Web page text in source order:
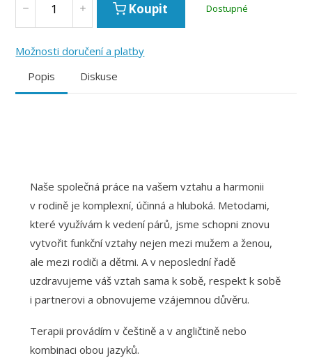
Koupit Dostupné
Možnosti doručení a platby
Popis
Diskuse
Naše společná práce na vašem vztahu a harmonii
v rodině je komplexní, účinná a hluboká. Metodami,
které využívám k vedení párů, jsme schopni znovu
vytvořit funkční vztahy nejen mezi mužem a ženou,
ale mezi rodiči a dětmi. A v neposlední řadě
uzdravujeme váš vztah sama k sobě, respekt k sobě
i partnerovi a obnovujeme vzájemnou důvěru.
Terapii provádím v češtině a v angličtině nebo
kombinaci obou jazyků.